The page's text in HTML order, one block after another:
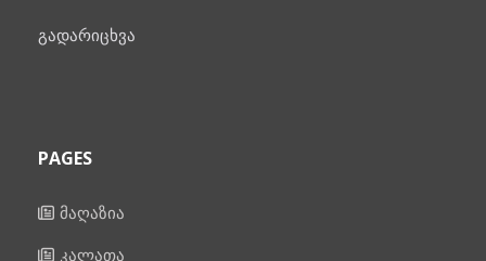
გადარიცხვა
PAGES
მაღაზია
კალათა